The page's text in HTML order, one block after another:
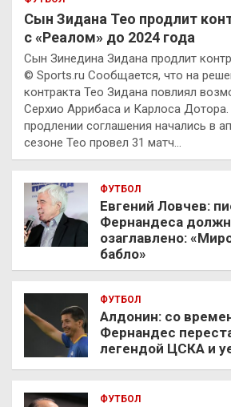
Сын Зидана Тео продлит
с «Реалом» до 2024 года
Сын Зинедина Зидана продлит
© Sports.ru Сообщается, что на
контракта Тео Зидана повлиял
Серхио Аррибаса и Карлоса
продлении соглашения начались в
сезоне Тео провел 31 матч…
ФУТБОЛ
Евгений Ловчев:
Фернандеса
озаглавлено:
бабло»
ФУТБОЛ
Алдонин: со
Фернандес
легендой ЦСКА и
ФУТБОЛ